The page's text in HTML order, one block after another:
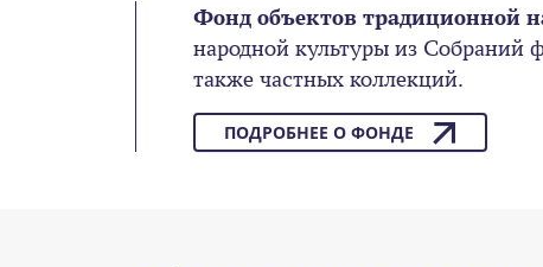
Фонд объектов традиционной
народной культуры из Собраний
также частных коллекций.
ПОДРОБНЕЕ О ФОНДЕ